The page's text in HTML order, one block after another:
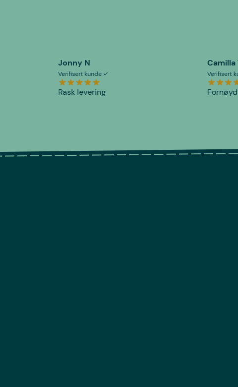
Jonny N
Verifisert kunde
Rask levering
Camilla
Verifisert
Fornøyd